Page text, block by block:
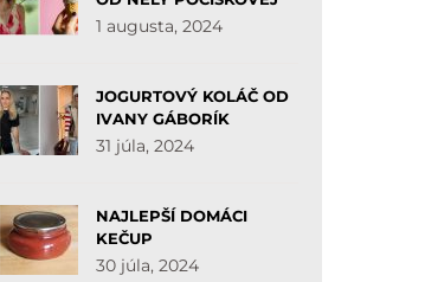
1 augusta, 2024
JOGURTOVÝ KOLÁČ OD
IVANY GÁBORÍK
31 júla, 2024
NAJLEPŠÍ DOMÁCI
KEČUP
30 júla, 2024